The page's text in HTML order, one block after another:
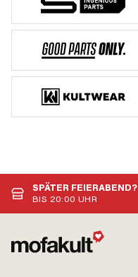
SPÄTER FEIERABEND?
BIS 20:00 UHR